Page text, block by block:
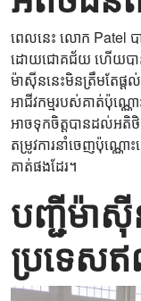
ពេលនេះ លោក Patel
ដោយជោគជ័យ ហើយបាន
ម៉ាស៊ីននេះមិនត្រឹមតែផ្តល់
អាជីវកម្មរបស់គាត់ប៉ុណ្ណ
អាចទុកចិត្តបានដល់អតិ
តម្រូវការនាំចេញប៉ុណ្ណោ
គាត់ផងដែរ។
បញ្ជីម៉ា
ប្រទេសឥ